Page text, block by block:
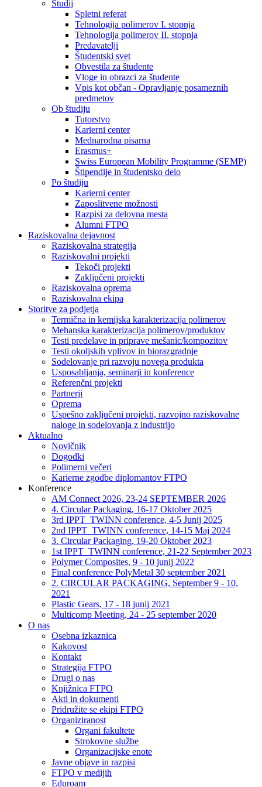
Študij
Spletni referat
Tehnologija polimerov I. stopnja
Tehnologija polimerov II. stopnja
Predavatelji
Študentski svet
Obvestila za študente
Vloge in obrazci za študente
Vpis kot občan - Opravljanje posameznih
predmetov
Ob študiju
Tutorstvo
Karierni center
Mednarodna pisarna
Erasmus+
Swiss European Mobility Programme (SEMP)
Štipendije in študentsko delo
Po študiju
Karierni center
Zaposlitvene možnosti
Razpisi za delovna mesta
Alumni FTPO
Raziskovalna dejavnost
Raziskovalna strategija
Raziskovalni projekti
Tekoči projekti
Zaključeni projekti
Raziskovalna oprema
Raziskovalna ekipa
Storitve za podjetja
Termična in kemijska karakterizacija polimerov
Mehanska karakterizacija polimerov/produktov
Testi predelave in priprave mešanic/kompozitov
Testi okoljskih vplivov in biorazgradnje
Sodelovanje pri razvoju novega produkta
Usposabljanja, seminarji in konference
Referenčni projekti
Partnerji
Oprema
Uspešno zaključeni projekti, razvojno raziskovalne
naloge in sodelovanja z industrijo
Aktualno
Novičnik
Dogodki
Polimerni večeri
Karierne zgodbe diplomantov FTPO
Konference
AM Connect 2026, 23-24 SEPTEMBER 2026
4. Circular Packaging, 16-17 Oktober 2025
3rd IPPT_TWINN conference, 4-5 Junij 2025
2nd IPPT_TWINN conference, 14-15 Maj 2024
3. Circular Packaging, 19-20 Oktober 2023
1st IPPT_TWINN conference, 21-22 September 2023
Polymer Composites, 9 - 10 junij 2022
Final conference PolyMetal 30 september 2021
2. CIRCULAR PACKAGING, September 9 - 10,
2021
Plastic Gears, 17 - 18 junij 2021
Multicomp Meeting, 24 - 25 september 2020
O nas
Osebna izkaznica
Kakovost
Kontakt
Strategija FTPO
Drugi o nas
Knjižnica FTPO
Akti in dokumenti
Pridružite se ekipi FTPO
Organiziranost
Organi fakultete
Strokovne službe
Organizacijske enote
Javne objave in razpisi
FTPO v medijih
Eduroam